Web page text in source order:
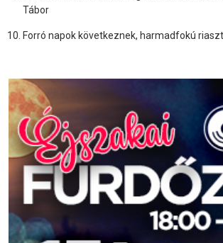
Tábor
Forró napok következnek, harmadfokú